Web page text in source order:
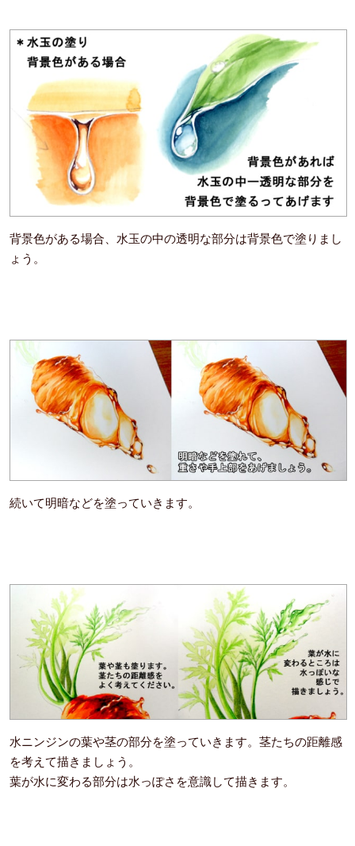
背景色がある場合、水玉の中の透明な部分は背景色で塗りまし
ょう。
続いて明暗などを塗っていきます。
水ニンジンの葉や茎の部分を塗っていきます。茎たちの距離感
を考えて描きましょう。
葉が水に変わる部分は水っぽさを意識して描きます。